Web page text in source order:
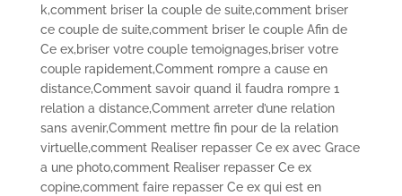
k,comment briser la couple de suite,comment briser
ce couple de suite,comment briser le couple Afin de
Ce ex,briser votre couple temoignages,briser votre
couple rapidement,Comment rompre a cause en
distance,Comment savoir quand il faudra rompre 1
relation a distance,Comment arreter d’une relation
sans avenir,Comment mettre fin pour de la relation
virtuelle,comment Realiser repasser Ce ex avec Grace
a une photo,comment Realiser repasser Ce ex
copine,comment faire repasser Ce ex qui est en